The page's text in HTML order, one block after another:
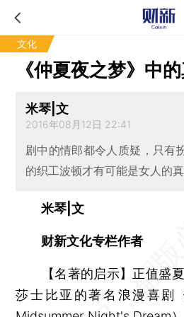
文化
《仲夏夜之梦》中
米琴|文
2016年08月12日 22:41
剧中的情郎都令人质疑，只有
的织工波顿才有可能是女人的
米琴|文
财新文化专栏作者
【名著的启示】 正值盛
莎士比亚的著名浪漫喜剧